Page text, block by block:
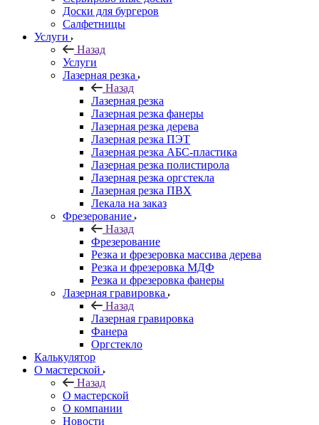
Доски для бургеров
Салфетницы
Услуги
Назад
Услуги
Лазерная резка
Назад
Лазерная резка
Лазерная резка фанеры
Лазерная резка дерева
Лазерная резка ПЭТ
Лазерная резка АБС-пластика
Лазерная резка полистирола
Лазерная резка оргстекла
Лазерная резка ПВХ
Лекала на заказ
Фрезерование
Назад
Фрезерование
Резка и фрезеровка массива дерева
Резка и фрезеровка МДФ
Резка и фрезеровка фанеры
Лазерная гравировка
Назад
Лазерная гравировка
Фанера
Орг­стек­ло
Калькулятор
О мастерской
Назад
О мастерской
О компании
Новости